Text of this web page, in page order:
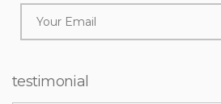
testimonial